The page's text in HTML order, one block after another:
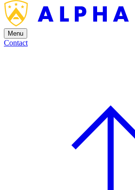
Menu
Contact